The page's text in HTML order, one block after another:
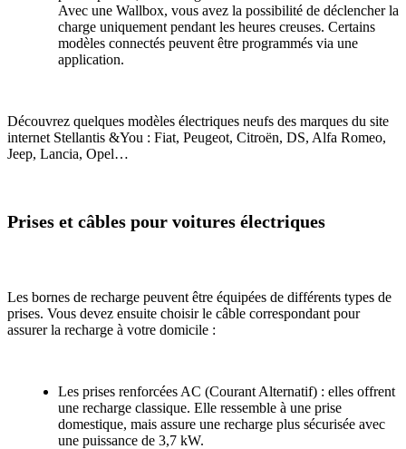
Avec une Wallbox, vous avez la possibilité de déclencher la
charge uniquement pendant les heures creuses. Certains
modèles connectés peuvent être programmés via une
application.
Découvrez quelques modèles électriques neufs des marques du site
internet Stellantis &You : Fiat, Peugeot, Citroën, DS, Alfa Romeo,
Jeep, Lancia, Opel…
Prises et câbles pour voitures électriques
Les bornes de recharge peuvent être équipées de différents types de
prises. Vous devez ensuite choisir le câble correspondant pour
assurer la recharge à votre domicile :
Les prises renforcées AC (Courant Alternatif) : elles offrent
une recharge classique. Elle ressemble à une prise
domestique, mais assure une recharge plus sécurisée avec
une puissance de 3,7 kW.